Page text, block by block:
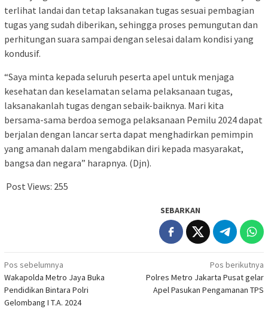
terlihat landai dan tetap laksanakan tugas sesuai pembagian
tugas yang sudah diberikan, sehingga proses pemungutan dan
perhitungan suara sampai dengan selesai dalam kondisi yang
kondusif.
“Saya minta kepada seluruh peserta apel untuk menjaga
kesehatan dan keselamatan selama pelaksanaan tugas,
laksanakanlah tugas dengan sebaik-baiknya. Mari kita
bersama-sama berdoa semoga pelaksanaan Pemilu 2024 dapat
berjalan dengan lancar serta dapat menghadirkan pemimpin
yang amanah dalam mengabdikan diri kepada masyarakat,
bangsa dan negara” harapnya. (Djn).
Post Views: 255
SEBARKAN
Navigasi
pos
Pos sebelumnya
Wakapolda Metro Jaya Buka
Pendidikan Bintara Polri
Gelombang I T.A. 2024
Pos berikutnya
Polres Metro Jakarta Pusat gelar
Apel Pasukan Pengamanan TPS